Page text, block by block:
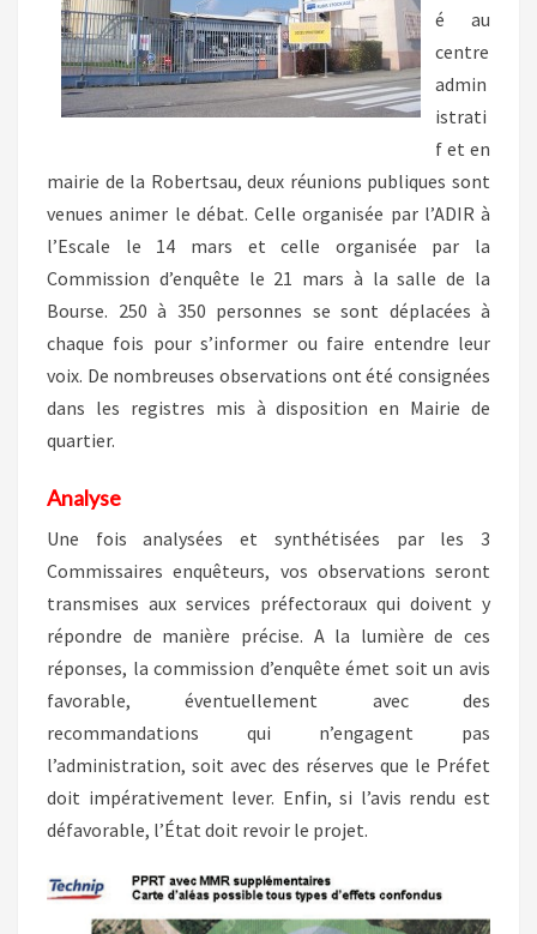
é au
centre
admin
istrati
f et en
mairie de la Robertsau, deux réunions publiques sont
venues animer le débat. Celle organisée par l’ADIR à
l’Escale le 14 mars et celle organisée par la
Commission d’enquête le 21 mars à la salle de la
Bourse. 250 à 350 personnes se sont déplacées à
chaque fois pour s’informer ou faire entendre leur
voix. De nombreuses observations ont été consignées
dans les registres mis à disposition en Mairie de
quartier.
Analyse
Une fois analysées et synthétisées par les 3
Commissaires enquêteurs, vos observations seront
transmises aux services préfectoraux qui doivent y
répondre de manière précise. A la lumière de ces
réponses, la commission d’enquête émet soit un avis
favorable, éventuellement avec des
recommandations qui n’engagent pas
l’administration, soit avec des réserves que le Préfet
doit impérativement lever. Enfin, si l’avis rendu est
défavorable, l’État doit revoir le projet.